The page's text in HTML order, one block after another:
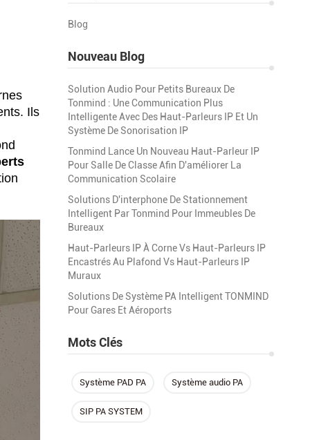
Blog
Nouveau Blog
Solution Audio Pour Petits Bureaux De
Tonmind : Une Communication Plus
Intelligente Avec Des Haut-Parleurs IP Et Un
Système De Sonorisation IP
Tonmind Lance Un Nouveau Haut-Parleur IP
Pour Salle De Classe Afin D'améliorer La
Communication Scolaire
Solutions D'interphone De Stationnement
Intelligent Par Tonmind Pour Immeubles De
Bureaux
Haut-Parleurs IP À Corne Vs Haut-Parleurs IP
Encastrés Au Plafond Vs Haut-Parleurs IP
Muraux
Solutions De Système PA Intelligent TONMIND
Pour Gares Et Aéroports
Mots Clés
Système PAD PA Système audio PA
SIP PA SYSTEM
Ils